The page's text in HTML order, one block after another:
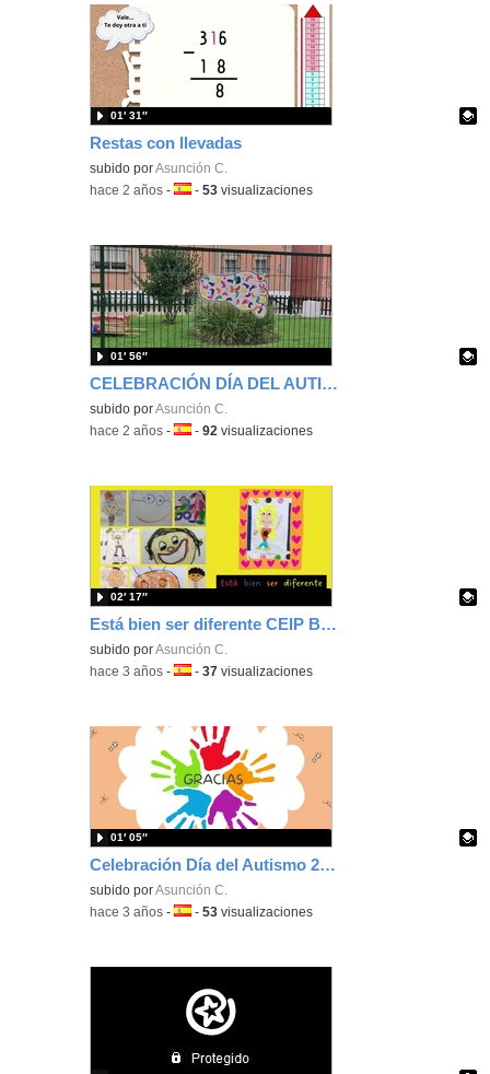
Restas con llevadas
Contenido educativo.
subido porAsunción C.
01′ 31″
-hace 2 años -Idioma:
-53 visualizaciones
CELEBRACIÓN DÍA DEL AUTISMO 2024
Contenido educativo.
subido porAsunción C.
01′ 56″
-hace 2 años -Idioma:
-92 visualizaciones
Está bien ser diferente CEIP Buenos Aires Curso 2022-2023
Contenido educativo.
subido porAsunción C.
02′ 17″
-hace 3 años -Idioma:
-37 visualizaciones
Celebración Día del Autismo 2022
Contenido educativo.
subido porAsunción C.
01′ 05″
-hace 3 años -Idioma:
-53 visualizaciones